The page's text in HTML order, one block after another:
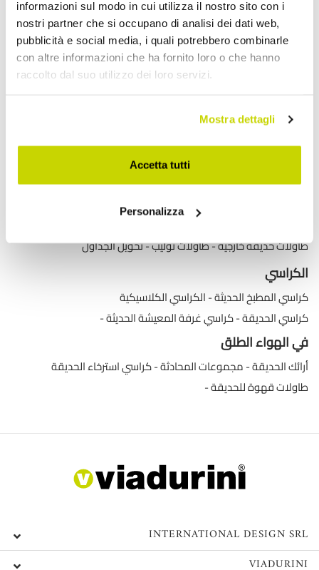
informazioni sul modo in cui utilizza il nostro sito con i
nostri partner che si occupano di analisi dei dati web,
pubblicità e social media, i quali potrebbero combinarle
con altre informazioni che ha fornito loro o che hanno
raccolto dal suo utilizzo dei loro servizi.
Mostra dettagli
Accetta tutti
Personalizza
اكتشف منتجاتنا
طاولات قابلة للتمديد
طاولات طعام خشبية قابلة للتمديد
طاولات طعام زجاجية قابلة للتمديد
طاولات وحدة التحكم القابلة للتمديد
طاولات حديثة
موائد مستديرة
تحويل الجداول طاولات توليب طاولات حديقة خارجية
الكراسي
الكراسي الكلاسيكية كراسي المطبخ الحديثة
كراسي غرفة المعيشة الحديثة كراسي الحديقة
في الهواء الطلق
كراسي استرخاء الحديقة مجموعات المحادثة أرائك الحديقة
طاولات قهوة للحديقة
INTERNATIONAL DESIGN SRL
VIADURINI